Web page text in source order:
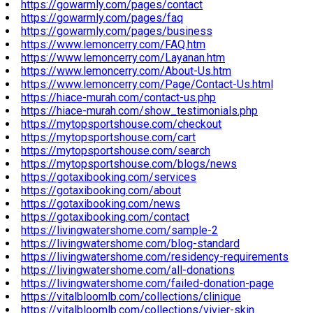
https://gowarmly.com/pages/contact
https://gowarmly.com/pages/faq
https://gowarmly.com/pages/business
https://www.lemoncerry.com/FAQ.htm
https://www.lemoncerry.com/Layanan.htm
https://www.lemoncerry.com/About-Us.htm
https://www.lemoncerry.com/Page/Contact-Us.html
https://hiace-murah.com/contact-us.php
https://hiace-murah.com/show_testimonials.php
https://mytopsportshouse.com/checkout
https://mytopsportshouse.com/cart
https://mytopsportshouse.com/search
https://mytopsportshouse.com/blogs/news
https://gotaxibooking.com/services
https://gotaxibooking.com/about
https://gotaxibooking.com/news
https://gotaxibooking.com/contact
https://livingwatershome.com/sample-2
https://livingwatershome.com/blog-standard
https://livingwatershome.com/residency-requirements
https://livingwatershome.com/all-donations
https://livingwatershome.com/failed-donation-page
https://vitalbloomlb.com/collections/clinique
https://vitalbloomlb.com/collections/vivier-skin